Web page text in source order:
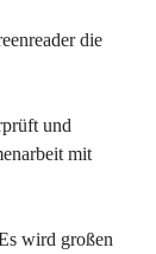
die
und
mit
wird großen